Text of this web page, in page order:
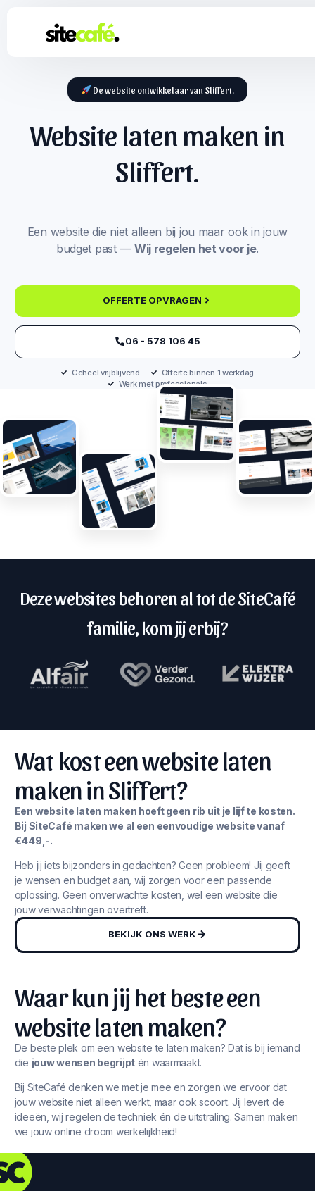
De website ontwikkelaar van Sliffert.
Website laten maken in
Sliffert.
Een website die niet alleen bij jou maar ook in jouw
budget past — Wij regelen het voor je.
OFFERTE OPVRAGEN
‪06 - 578 106 45‬
Geheel vrijblijvend
Offerte binnen 1 werkdag
Werk met professionals
Deze websites behoren al tot de SiteCafé
familie, kom jij erbij?
Wat kost een website laten
maken in Sliffert?
Een website laten maken hoeft geen rib uit je lijf te kosten.
Bij SiteCafé maken we al een eenvoudige website vanaf
€449,-.
Heb jij iets bijzonders in gedachten? Geen probleem! Jij geeft
je wensen en budget aan, wij zorgen voor een passende
oplossing. Geen onverwachte kosten, wel een website die
jouw verwachtingen overtreft.
BEKIJK ONS WERK
Waar kun jij het beste een
website laten maken?
De beste plek om een website te laten maken? Dat is bij iemand
die jouw wensen begrijpt én waarmaakt.
Bij SiteCafé denken we met je mee en zorgen we ervoor dat
jouw website niet alleen werkt, maar ook scoort. Jij levert de
ideeën, wij regelen de techniek én de uitstraling. Samen maken
we jouw online droom werkelijkheid!